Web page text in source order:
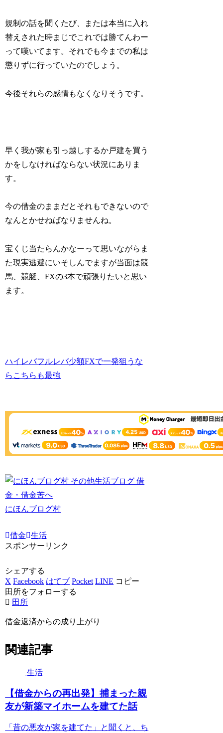
規制の話を聞くたび、または本当に入れ
替えされた時まじでこれでは勝てんわー
って嘆いてます。それでも今までの私は
懲りずに行っていたのでしょう。
今後それらの感情もなくなりそうです。
早く我が家も引っ越しするか戸建を買う
かをしなければならない状況にありま
す。
今の借金のままだとそれもできないので
なんとかせねばなりませんね。
宝くじ当たらんかなーって思いながらま
た現実逃避にいそしんでますが当面は競
馬、競艇、FXの3本で頑張りたいと思い
ます。
ハイレバフルレバ少額FXで一発狙うな
らこちらも最強
にほんブログ村
借金
生活
スポンサーリンク
シェアする
X Facebook はてブ Pocket LINE コピー
田所をフォローする
田所
借金返済からの成り上がり
関連記事
生活
【借金からの再出発】捕まった親
友が新築マイホームを建てた話
「昔の悪友が家を建てた」と聞くと、ち